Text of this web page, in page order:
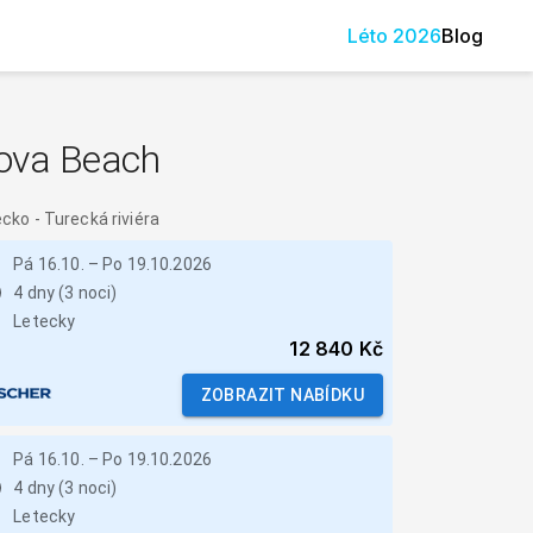
Léto 2026Blog
Beach
- Turecká riviéra
Pá 16.10. – Po 19.10.2026
4 dny (3 noci)
Letecky
12 840 Kč
ZOBRAZIT NABÍDKU
Pá 16.10. – Po 19.10.2026
4 dny (3 noci)
Letecky